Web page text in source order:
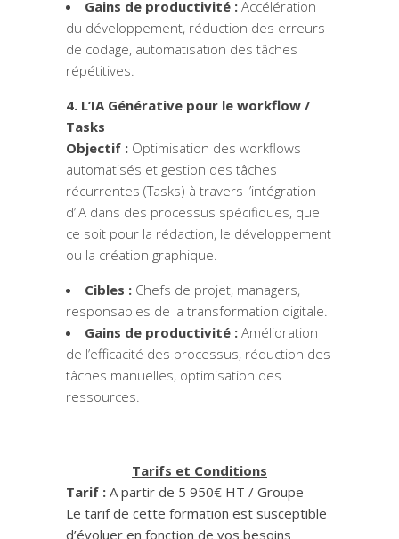
Gains de productivité : Accélération
du développement, réduction des erreurs
de codage, automatisation des tâches
répétitives.
4. L’IA Générative pour le workflow /
Tasks
Objectif : Optimisation des workflows
automatisés et gestion des tâches
récurrentes (Tasks) à travers l’intégration
d’IA dans des processus spécifiques, que
ce soit pour la rédaction, le développement
ou la création graphique.
Cibles : Chefs de projet, managers,
responsables de la transformation digitale.
Gains de productivité : Amélioration
de l’efficacité des processus, réduction des
tâches manuelles, optimisation des
ressources.
Tarifs et Conditions
Tarif : A partir de 5 950€ HT / Groupe
Le tarif de cette formation est susceptible
d’évoluer en fonction de vos besoins